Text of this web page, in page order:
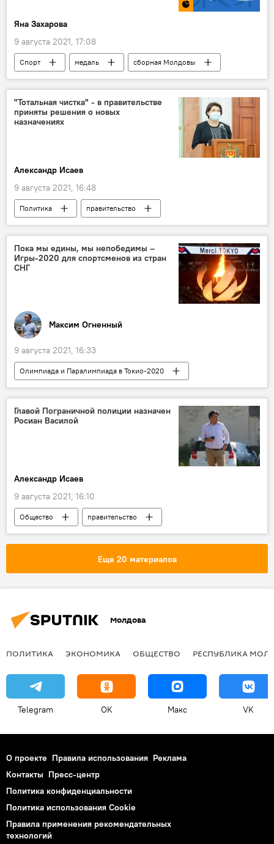
Яна Захарова
9 августа 2021, 17:08
Спорт медаль
сборная Молдовы
результаты
Сергей Тарновский
Токио
Олимпиада
"Тотальная чистка" - в правительстве
приняты решения о новых
назначениях
Александр Исаев
9 августа 2021, 16:48
Политика
правительство
госсекретарь
премьер-министр
Пока мы едины, мы непобедимы –
Игры-2020 для спортсменов из стран
СНГ
Максим Огненный
9 августа 2021, 16:33
Олимпиада и Паралимпиада в Токио-2020
СНГ
Главой Пограничной полиции назначен
Росиан Василой
Александр Исаев
9 августа 2021, 16:10
Общество
правительство
Пограничная полиция
назначения
Еще 20 материалов
Молдова
ПОЛИТИКА ЭКОНОМИКА ОБЩЕСТВО РЕСПУБЛИКА
Telegram OK Макс VK
О проекте Правила использования Реклама
Контакты Пресс-центр
Политика конфиденциальности
Политика использования Cookie
Правила применения рекомендательных
технологий